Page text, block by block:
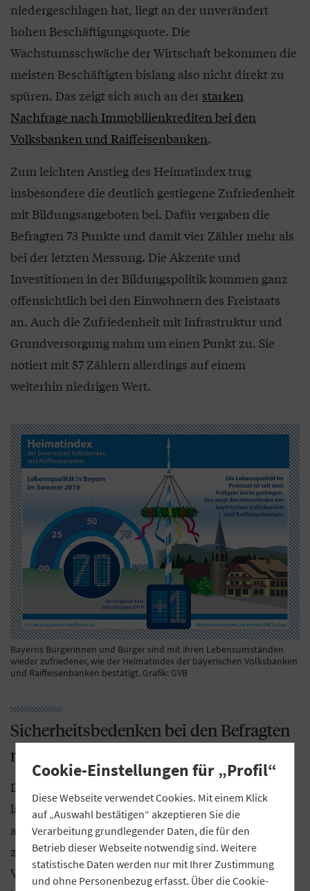
niedergeschlagen hat, liegt an der unverändert
hohen Beschäftigungsquote. Die
Wachstumsschwäche der Wirtschaft bekommen die
meisten Beschäftigten bislang also nicht direkt zu
spüren. Das zeigt sich auch an der starken
Nachfrage nach Immobilienkrediten bei den
Volksbanken und Raiffeisenbanken.
Zum leichten Anstieg des Heimatindex trug
insbesondere die deutlich gestiegene Zufriedenheit
mit Bildungsangeboten bei. Dafür vergaben die
Befragten 73 Punkte und damit vier Zähler mehr als
bei der letzten Messung. Die Akzente und
Investitionen in der Bildungspolitik kommen ganz
offensichtlich bei den Einwohnern des Freistaats
an. Auch die Zufriedenheit mit Infrastruktur und
Grundversorgung nahm um einen Punkt zu. Sie
notiert mit 57 Zählern allerdings auf einem
weiterhin niedrigen Wert.
Bayerns Bürgerinnen und Bürger sind mit ihren Lebensumständen
wieder zufriedener, wie der Heimatindex der bayerischen Volksbanken
und Raiffeisenbanken bestätigt. Grafik: GVB
Sicherheitsbedenken bei den Befragten
nehmen zu
Die Bayern sind nicht frei von Sorgen – auch das
lässt sich aus der jüngsten Heimatindex-Erhebung
ablesen. So fühlen sich die Umfrageteilnehmer
zunehmend weniger vor Kriminalität und
Verbrechen geschützt. Ihr Sicherheitsgefühl
Cookie-Einstellungen für „Profil“
Diese Webseite verwendet Cookies. Mit einem Klick
auf „Auswahl bestätigen“ akzeptieren Sie die
Verarbeitung grundlegender Daten, die für den
Betrieb dieser Webseite notwendig sind. Weitere
statistische Daten werden nur mit Ihrer Zustimmung
und ohne Personenbezug erfasst. Über die Cookie-